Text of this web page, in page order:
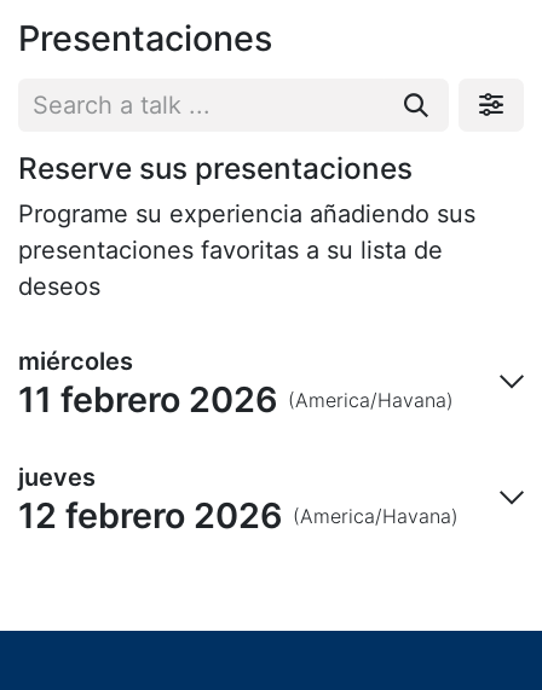
Presentaciones
Reserve sus presentaciones
Programe su experiencia añadiendo sus
presentaciones favoritas a su lista de
deseos
miércoles
11 febrero 2026 (America/Havana)
jueves
12 febrero 2026 (America/Havana)